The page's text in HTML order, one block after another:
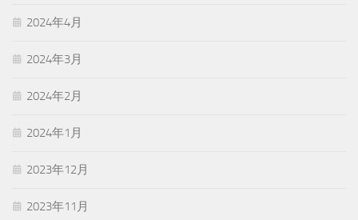
2024年4月
2024年3月
2024年2月
2024年1月
2023年12月
2023年11月